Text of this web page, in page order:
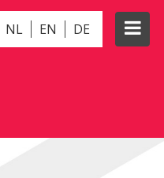
NL EN DE